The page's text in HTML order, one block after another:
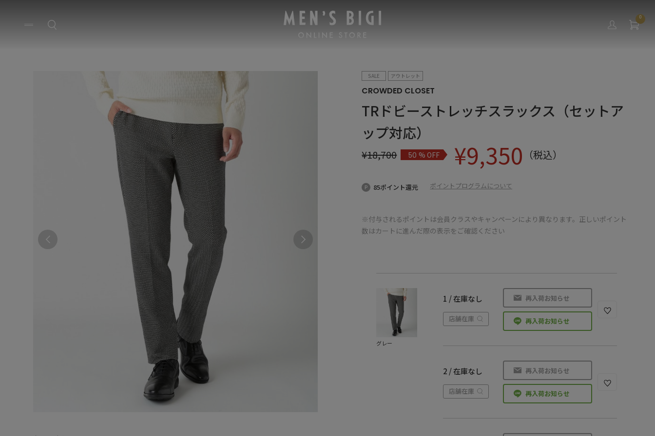
0
SALE アウトレット
CROWDED CLOSET
TRドビーストレッチスラックス（セットア
ップ対応）
¥18,700 50% OFF ¥9,350 （税込）
85ポイント還元 ポイントプログラムについて
※付与されるポイントは会員クラスやキャンペーンにより異なります。正しいポイント
数はカートに進んだ際の表示をご確認ください
グレー
1 / 在庫なし
店舗在庫
再入荷お知らせ
再入荷お知らせ
2 / 在庫なし
店舗在庫
再入荷お知らせ
再入荷お知らせ